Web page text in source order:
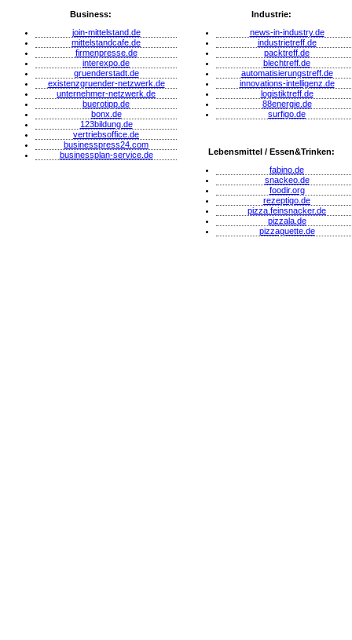
Business:
join-mittelstand.de
mittelstandcafe.de
firmenpresse.de
interexpo.de
gruenderstadt.de
existenzgruender-netzwerk.de
unternehmer-netzwerk.de
buerotipp.de
bonx.de
123bildung.de
vertriebsoffice.de
businesspress24.com
businessplan-service.de
Industrie:
news-in-industry.de
industrietreff.de
packtreff.de
blechtreff.de
automatisierungstreff.de
innovations-intelligenz.de
logistiktreff.de
88energie.de
surfigo.de
Lebensmittel / Essen&Trinken:
fabino.de
snackeo.de
foodir.org
rezeptigo.de
pizza.feinsnacker.de
pizzala.de
pizzaguette.de